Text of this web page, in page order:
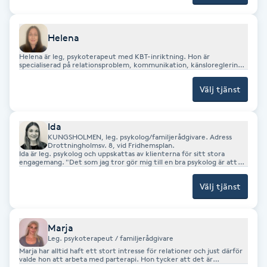
F
Face framing
Fet hårbotten
Fettreducering
Fillers
Fotmassage
Helena
Helena är leg, psykoterapeut med KBT-inriktning. Hon är
specialiserad på relationsproblem, kommunikation, känsloreglering
personlighetssyndrom eftersom hon tidigare har arbetat i
specialistpsykiatrin i 20 år. Där har ett av hennes områden varit EIPS
Välj tjänst
Ida
KUNGSHOLMEN, leg. psykolog/familjerådgivare. Adress
Drottningholmsv. 8, vid Fridhemsplan.
Ida är leg. psykolog och uppskattas av klienterna för sitt stora
engagemang. "Det som jag tror gör mig till en bra psykolog är att
för mig är att mina klienter känner sig sedda och accepterade. Hon
exempelvis kommunikation, otrohet, distans och sex. Hon är också
väldigt duktig på neuropsykiatri.
Välj tjänst
Marja
Leg. psykoterapeut / familjerådgivare
Marja har alltid haft ett stort intresse för relationer och just därför
valde hon att arbeta med parterapi. Hon tycker att det är